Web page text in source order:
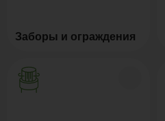
Заборы и ограждения